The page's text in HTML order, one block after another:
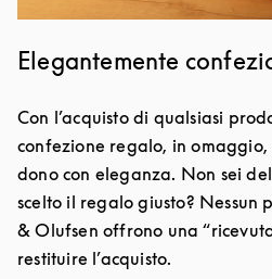
Elegantemente
Con l’acquisto di qualsiasi
confezione regalo, in
dono con eleganza. Non sei
scelto il regalo giusto? Nessun
& Olufsen offrono una
restituire l’acquisto.